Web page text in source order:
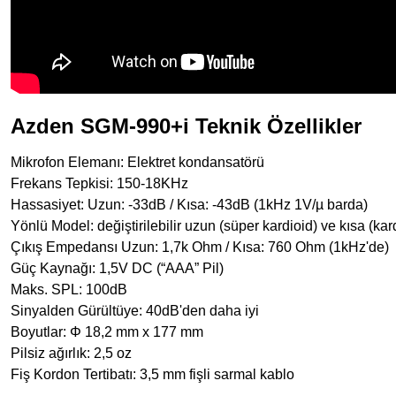
Azden SGM-990+i Teknik Özellikler
Mikrofon Elemanı: Elektret kondansatörü
Frekans Tepkisi: 150-18KHz
Hassasiyet: Uzun: -33dB / Kısa: -43dB (1kHz 1V/µ barda)
Yönlü Model: değiştirilebilir uzun (süper kardioid) ve kısa
Çıkış Empedansı Uzun: 1,7k Ohm / Kısa: 760 Ohm (1kHz'de)
Güç Kaynağı: 1,5V DC (“AAA” Pil)
Maks. SPL: 100dB
Sinyalden Gürültüye: 40dB'den daha iyi
Boyutlar: Φ 18,2 mm x 177 mm
Pilsiz ağırlık: 2,5 oz
Fiş Kordon Tertibatı: 3,5 mm fişli sarmal kablo